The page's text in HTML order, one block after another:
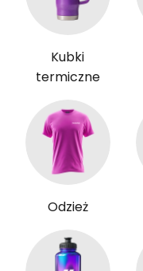
Kubki
termiczne
Odzież